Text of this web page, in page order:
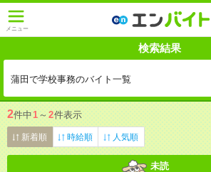
メニュー
検索結果
蒲田で学校事務のバイト一覧
2件中1 ～ 2件表示
新着順 時給順 人気順
未読